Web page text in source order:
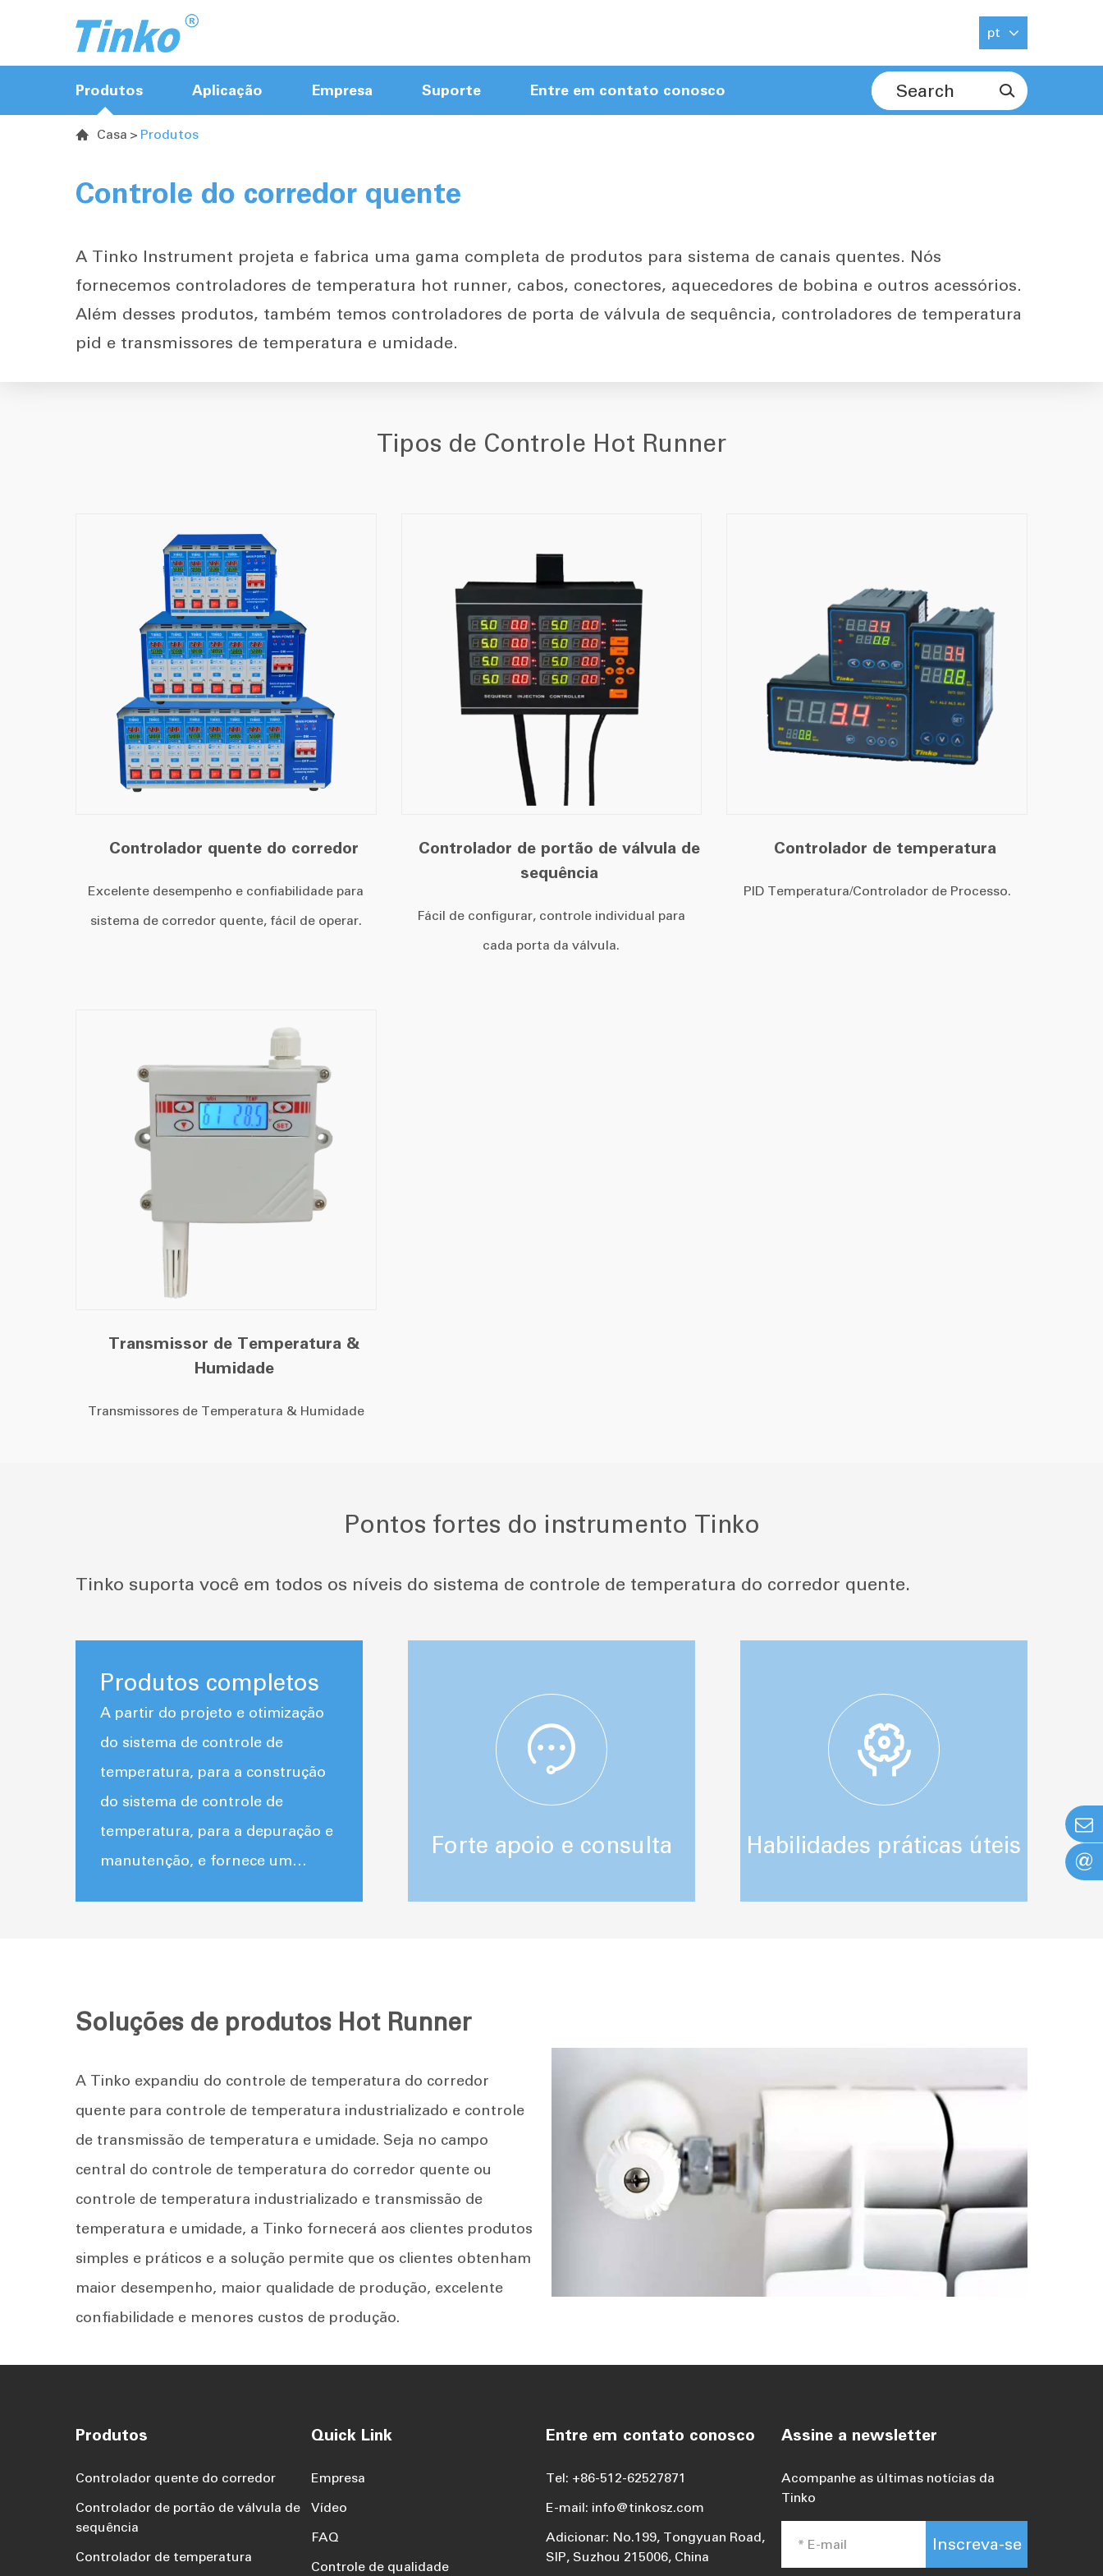
pt
Produtos
Controlador quente do corredor
Controlador de portão de válvula de
sequência
Controlador de temperatura
Transmissor de Temperatura &
Humidade
Controlador quente do corredor da
Controlador compacto do corredor
Corredor quente Cabos
Acessórios Hot Runner
Aplicação Empresa Suporte Entre em contato conosco 
 Casa Produtos
Controle do corredor quente
A Tinko Instrument projeta e fabrica uma gama completa de produtos para sistema de canais quentes. Nós
fornecemos controladores de temperatura hot runner, cabos, conectores, aquecedores de bobina e outros acessórios.
Além desses produtos, também temos controladores de porta de válvula de sequência, controladores de temperatura
pid e transmissores de temperatura e umidade.
Tipos de Controle Hot Runner
Controlador quente do corredor
Excelente desempenho e confiabilidade para
sistema de corredor quente, fácil de operar.
Controlador de portão de válvula de
sequência
Fácil de configurar, controle individual para
cada porta da válvula.
Controlador de temperatura
PID Temperatura/Controlador de Processo.
Transmissor de Temperatura &
Humidade
Transmissores de Temperatura & Humidade
Pontos fortes do instrumento Tinko
Tinko suporta você em todos os níveis do sistema de controle de temperatura do corredor quente.

Produtos completos
Produtos completos
A partir do projeto e otimização
do sistema de controle de
temperatura, para a construção
do sistema de controle de
temperatura, para a depuração e
manutenção, e fornece um

Forte apoio e consulta

Habilidades práticas úteis
Soluções de produtos Hot Runner
A Tinko expandiu do controle de temperatura do corredor
quente para controle de temperatura industrializado e controle
de transmissão de temperatura e umidade. Seja no campo
central do controle de temperatura do corredor quente ou
controle de temperatura industrializado e transmissão de
temperatura e umidade, a Tinko fornecerá aos clientes produtos
simples e práticos e a solução permite que os clientes obtenham
maior desempenho, maior qualidade de produção, excelente
confiabilidade e menores custos de produção.
Produtos
Controlador quente do corredor
Controlador de portão de válvula de
sequência
Controlador de temperatura
Quick Link
Empresa
Vídeo
FAQ
Controle de qualidade
Entre em contato conosco
Tel: +86-512-62527871
E-mail: info@tinkosz.com
Adicionar: No.199, Tongyuan Road,
SIP, Suzhou 215006, China
Assine a newsletter
Acompanhe as últimas notícias da
Tinko
Inscreva-se
@